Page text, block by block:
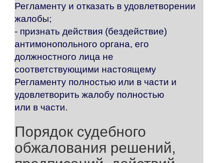
Регламенту и отказать в удовлетворении
жалобы;
- признать действия (бездействие)
антимонопольного органа, его
должностного лица не
соответствующими настоящему
Регламенту полностью или в части и
удовлетворить жалобу полностью
или в части.
Порядок судебного
обжалования решений,